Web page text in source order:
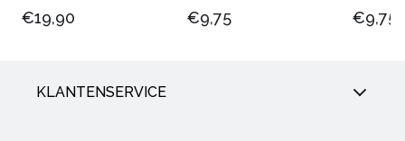
€19,90 €9,75 €9,75
KLANTENSERVICE